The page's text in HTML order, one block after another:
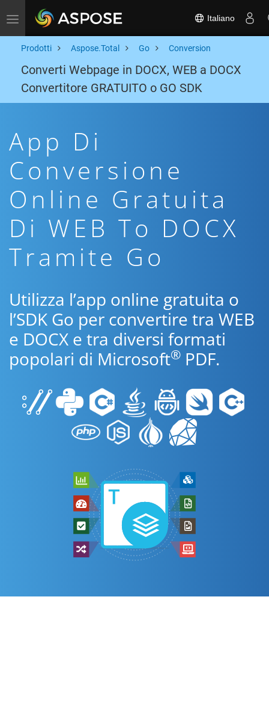
Toggle navigation Italiano
Prodotti Aspose.Total Go Conversion
Converti Webpage in DOCX, WEB a DOCX
Convertitore GRATUITO o GO SDK
App Di
Conversione
Online Gratuita
Di WEB To DOCX
Tramite Go
Utilizza l’app online gratuita o
l’SDK Go per convertire tra WEB
e DOCX e tra diversi formati
popolari di Microsoft® PDF.